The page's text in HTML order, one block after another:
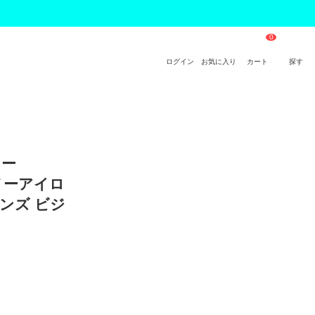
ログイン お気に入り カート 探す
アイロ
ズ ビジ